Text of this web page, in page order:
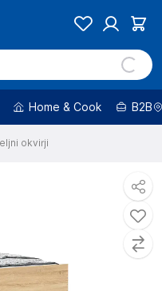
Home & Cook B2B
okvirji